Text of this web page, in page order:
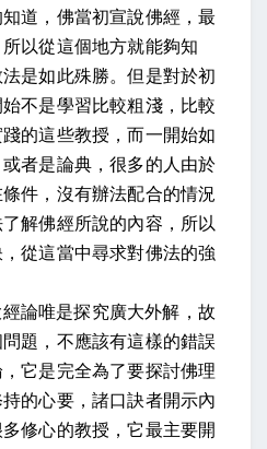
道，佛當初宣說佛經，最
以從這個地方就能夠知
是如此殊勝。但是對於初
不是學習比較粗淺，比較
的這些教授，而一開始如
者是論典，很多的人由於
件，沒有辦法配合的情況
解佛經所說的內容，所以
從這當中尋求對佛法的強
論唯是探究廣大外解，故
題，不應該有這樣的錯誤
它是完全為了要探討佛理
的心要， 諸口訣者開示內
修心的教授，它最主要開